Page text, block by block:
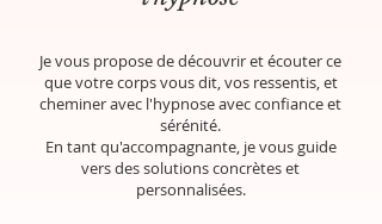
Je vous propose de découvrir et écouter ce
que votre corps vous dit, vos ressentis, et
cheminer avec l'hypnose avec confiance et
sérénité.
En tant qu'accompagnante, je vous guide
vers des solutions concrètes et
personnalisées.